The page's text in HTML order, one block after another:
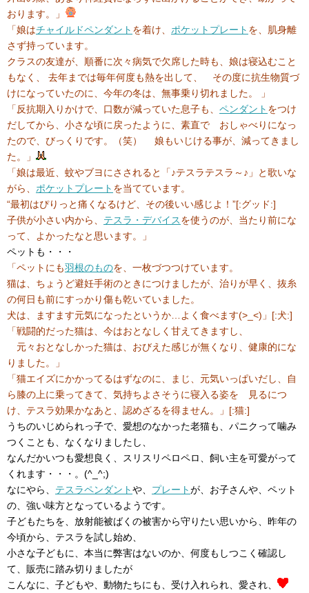
おります。」
「娘はチャイルドペンダント を着け、 ポケットプレート を、肌身離
さず持っています。
クラスの友達が、順番に次々病気で欠席した時も、娘は寝込むこと
もなく、 去年までは毎年何度も熱を出して、 その度に抗生物質づ
けになっていたのに、今年の冬は、無事乗り切れました。 」
「反抗期入りかけで、口数が減っていた息子も、 ペンダント をつけ
だしてから、小さな頃に戻ったように、素直で おしゃべりになっ
たので、びっくりです。（笑） 娘もいじける事が、減ってきまし
た。」
「娘は最近、蚊やブヨにさされると「♪テスラテスラ～♪」と歌いな
がら、 ポケットプレート を当てています。
“最初はぴりっと痛くなるけど、その後いい感じよ！”[:グッド:]
子供が小さい内から、 テスラ・デバイスを使うのが、当たり前にな
って、よかったなと思います。」
ペットも・・・
「ペットにも羽根のものを、一枚づつつけています。
猫は、ちょうど避妊手術のときにつけましたが、治りが早く、抜糸
の何日も前にすっかり傷も乾いていました。
犬は、ますます元気になったというか…よく食べます(>_<)」[:犬:]
「戦闘的だった猫は、今はおとなしく甘えてきますし、
元々おとなしかった猫は、おびえた感じが無くなり、健康的にな
りました。」
「猫エイズにかかってるはずなのに、まじ、元気いっぱいだし、自
ら膝の上に乗ってきて、気持ちよさそうに寝入る姿を 見るにつ
け、テスラ効果かなあと、認めざるを得ません。」[:猫:]
うちのいじめられっ子で、愛想のなかった老猫も、パニクって噛み
つくことも、なくなりましたし、
なんだかいつも愛想良く、スリスリペロペロ、飼い主を可愛がって
くれます・・・。(^_^;)
なにやら、 テスラペンダントや、 プレートが、お子さんや、ペット
の、強い味方となっているようです。
子どもたちを、放射能被ばくの被害から守りたい思いから、昨年の
今頃から、テスラを試し始め、
小さな子どもに、本当に弊害はないのか、何度もしつこく確認し
て、販売に踏み切りましたが
こんなに、子どもや、動物たちにも、受け入れられ、愛され、